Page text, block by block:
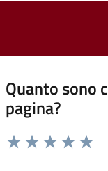
Quanto sono
pagina?
Valuta da 1 a 5 stelle la